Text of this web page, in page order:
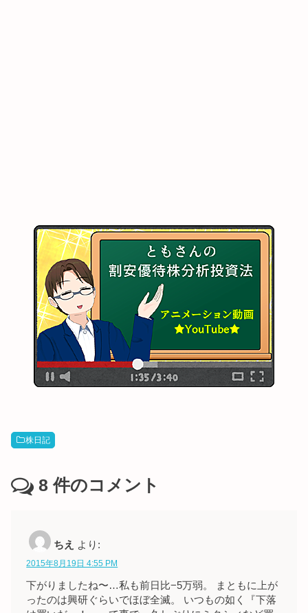
株日記
8 件のコメント
ちえ より:
2015年8月19日 4:55 PM
下がりましたね〜…私も前日比−5万弱。 まともに上が
ったのは興研ぐらいでほぼ全滅。 いつもの如く『下落